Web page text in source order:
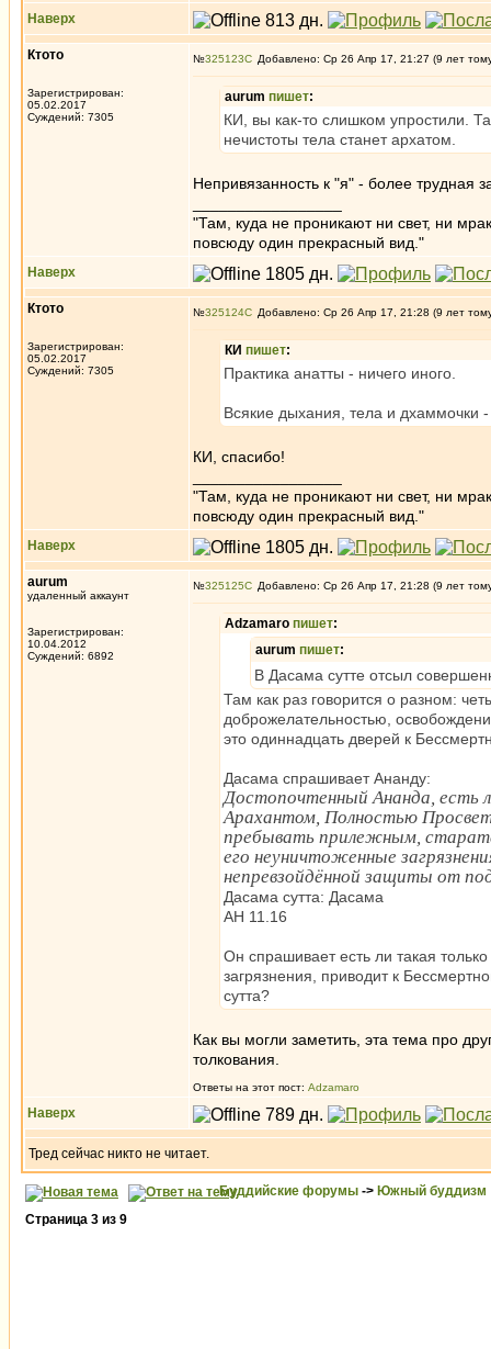
Наверх
Ктото
Зарегистрирован:
05.02.2017
Суждений: 7305
№325123 Добавлено: Ср 26 Апр 17, 21:27 (9 лет
aurum пишет:
КИ, вы как-то слишком упростили.
нечистоты тела станет архатом.
Непривязанность к "я" - более трудная
"Там, куда не проникают ни свет, ни
повсюду один прекрасный вид."
Наверх
Ктото
Зарегистрирован:
05.02.2017
Суждений: 7305
№325124 Добавлено: Ср 26 Апр 17, 21:28 (9 лет
КИ пишет:
Практика анатты - ничего иного.
Всякие дыхания, тела и дхаммочки -
КИ, спасибо!
"Там, куда не проникают ни свет, ни
повсюду один прекрасный вид."
Наверх
aurum
удаленный аккаунт
Зарегистрирован:
10.04.2012
Суждений: 6892
№325125 Добавлено: Ср 26 Апр 17, 21:28 (9 лет
Adzamaro пишет:
aurum пишет:
В Дасама сутте отсыл
Там как раз говорится о разном:
доброжелательностью,
это одиннадцать дверей к
Дасама спрашивает Ананду:
Достопочтенный Ананда, есть
Арахантом, Полностью
пребывать прилежным,
его неуничтоженные
непревзойдённой защиты от
Дасама сутта: Дасама
АН 11.16
Он спрашивает есть ли такая
загрязнения, приводит к
сутта?
Как вы могли заметить, эта тема про
толкования.
Ответы на этот пост: Adzamaro
Наверх
Тред сейчас никто не читает.
Буддийские форумы -> Южный буддизм
Страница 3 из 9